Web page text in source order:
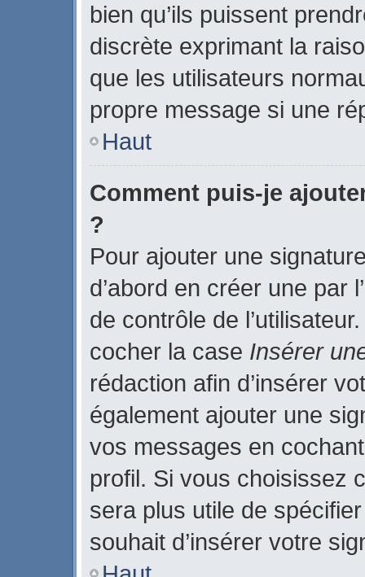
bien qu’ils puissent
discrète exprimant la
que les utilisateurs
propre message si une
Haut
Comment puis-je
?
Pour ajouter une
d’abord en créer une par
de contrôle de
cocher la case Insérer
rédaction afin d’insérer
également ajouter une
vos messages en
profil. Si vous choisissez
sera plus utile de
souhait d’insérer votre